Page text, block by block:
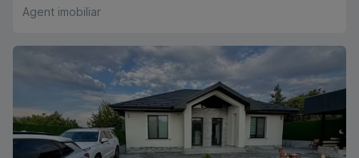
Agent imobiliar